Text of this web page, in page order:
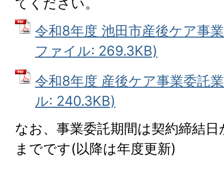
てください。
令和8年度 池田市産後ケア事
ファイル: 269.3KB)
令和8年度 産後ケア事業委託
ル: 240.3KB)
なお、事業委託期間は契約締結
までです(以降は年度更新)